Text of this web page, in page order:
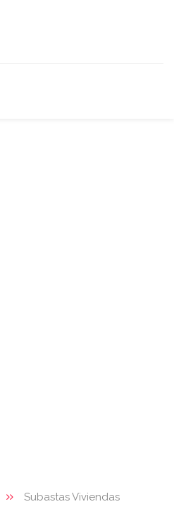
Subastas Viviendas